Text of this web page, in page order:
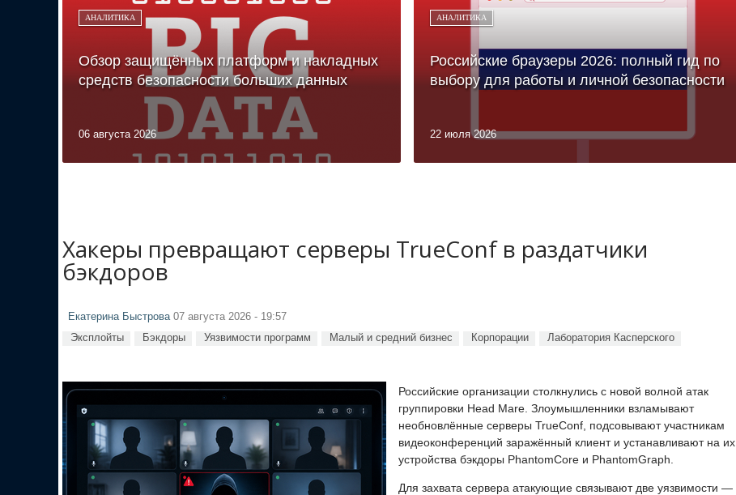
АНАЛИТИКА
Обзор защищённых платформ и накладных
средств безопасности больших данных
06 августа 2026
АНАЛИТИКА
Российские браузеры 2026: полный гид по
выбору для работы и личной безопасности
22 июля 2026
Хакеры превращают серверы TrueConf в раздатчики
бэкдоров
Екатерина Быстрова 07 августа 2026 - 19:57
Эксплойты Бэкдоры Уязвимости программ Малый и средний бизнес Корпорации Лаборатория Касперского
Российские организации столкнулись с новой волной атак
группировки Head Mare. Злоумышленники взламывают
необновлённые серверы TrueConf, подсовывают участникам
видеоконференций заражённый клиент и устанавливают на их
устройства бэкдоры PhantomCore и PhantomGraph.
Для захвата сервера атакующие связывают две уязвимости —